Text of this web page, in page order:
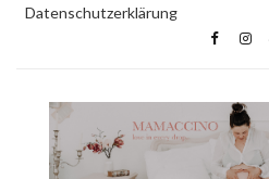
Datenschutzerklärung